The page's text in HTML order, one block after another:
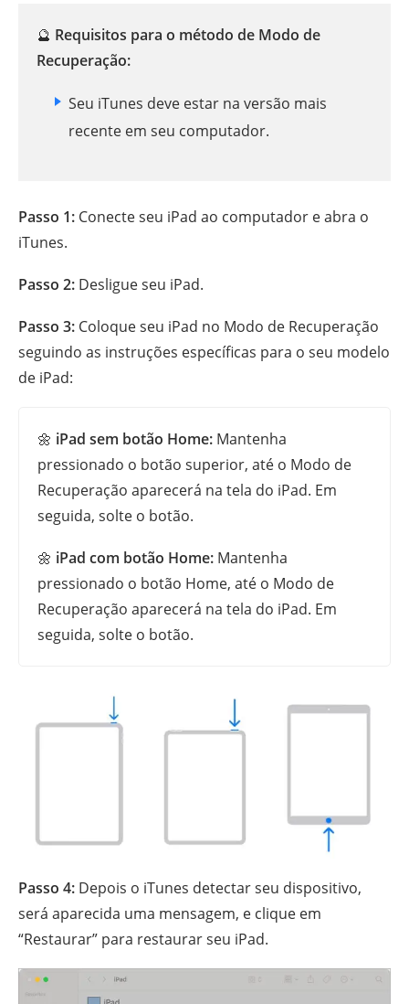
🔮 Requisitos para o método de Modo de
Recuperação:
Seu iTunes deve estar na versão mais
recente em seu computador.
Passo 1: Conecte seu iPad ao computador e abra o
iTunes.
Passo 2: Desligue seu iPad.
Passo 3: Coloque seu iPad no Modo de Recuperação
seguindo as instruções específicas para o seu modelo
de iPad:
🌼 iPad sem botão Home: Mantenha
pressionado o botão superior, até o Modo de
Recuperação aparecerá na tela do iPad. Em
seguida, solte o botão.
🌼 iPad com botão Home: Mantenha
pressionado o botão Home, até o Modo de
Recuperação aparecerá na tela do iPad. Em
seguida, solte o botão.
Passo 4: Depois o iTunes detectar seu dispositivo,
será aparecida uma mensagem, e clique em
“Restaurar” para restaurar seu iPad.